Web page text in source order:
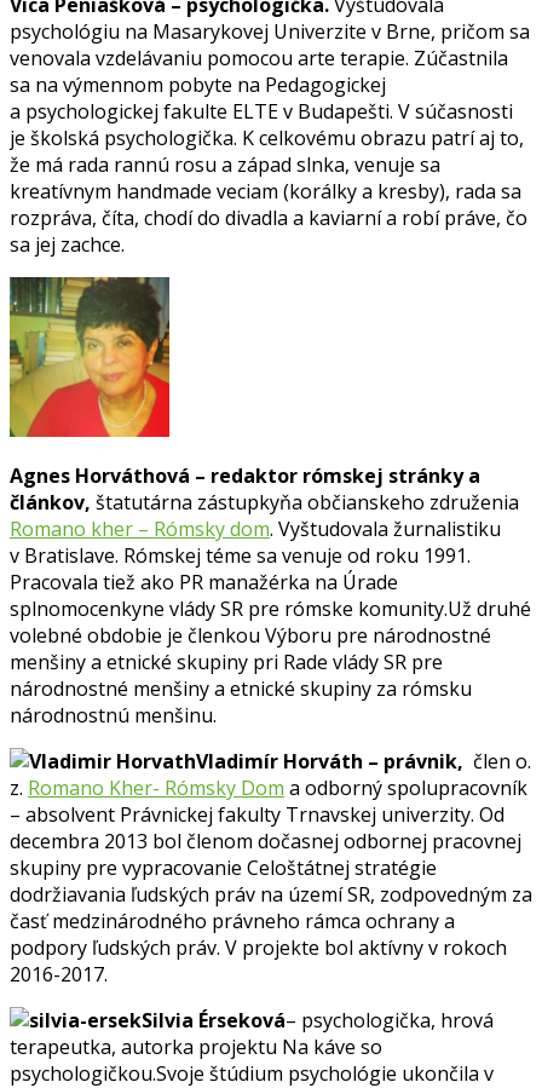
psychológiu na Masarykovej Univerzite v Brne, pričom sa
venovala vzdelávaniu pomocou arte terapie. Zúčastnila
sa na výmennom pobyte na Pedagogickej
a psychologickej fakulte ELTE v Budapešti. V súčasnosti
je školská psychologička. K celkovému obrazu patrí aj to,
že má rada rannú rosu a západ slnka, venuje sa
kreatívnym handmade veciam (korálky a kresby), rada sa
rozpráva, číta, chodí do divadla a kaviarní a robí práve, čo
sa jej zachce.
Agnes Horváthová – redaktor rómskej stránky a
článkov, štatutárna zástupkyňa občianskeho združenia
Romano kher – Rómsky dom. Vyštudovala žurnalistiku
v Bratislave. Rómskej téme sa venuje od roku 1991.
Pracovala tiež ako PR manažérka na Úrade
splnomocenkyne vlády SR pre rómske komunity.Už druhé
volebné obdobie je členkou Výboru pre národnostné
menšiny a etnické skupiny pri Rade vlády SR pre
národnostné menšiny a etnické skupiny za rómsku
národnostnú menšinu.
Vladimír Horváth – právnik, člen o.
z. Romano Kher- Rómsky Dom a odborný spolupracovník
– absolvent Právnickej fakulty Trnavskej univerzity. Od
decembra 2013 bol členom dočasnej odbornej pracovnej
skupiny pre vypracovanie Celoštátnej stratégie
dodržiavania ľudských práv na území SR, zodpovedným za
časť medzinárodného právneho rámca ochrany a
podpory ľudských práv. V projekte bol aktívny v rokoch
2016-2017.
Silvia Érseková– psychologička, hrová
terapeutka, autorka projektu Na káve so
psychologičkou.Svoje štúdium psychológie ukončila v